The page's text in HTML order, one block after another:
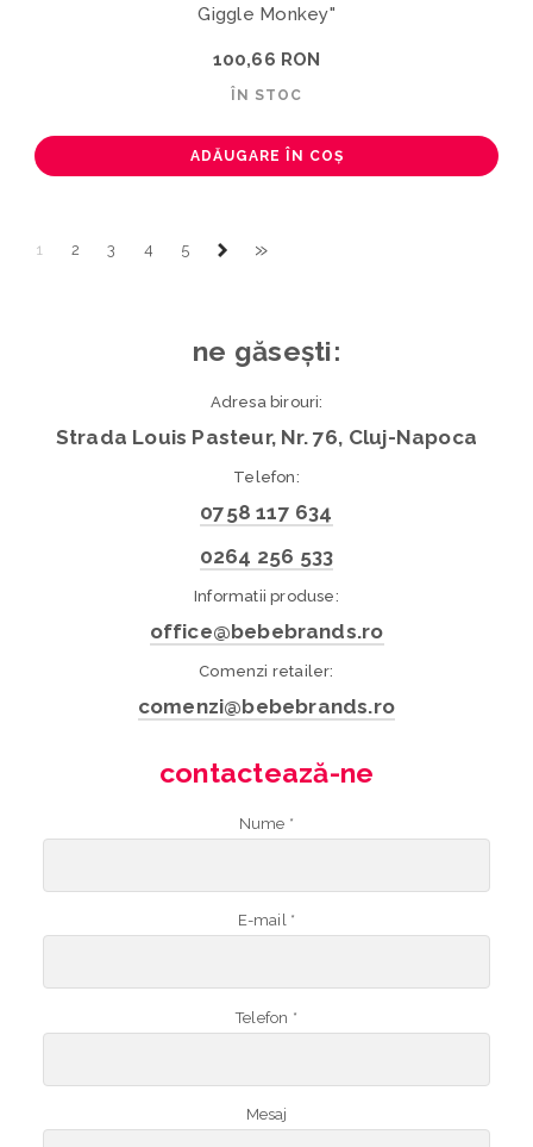
Giggle Monkey"
100,66 RON
ÎN STOC
ADĂUGARE ÎN COȘ
1 2 3 4 5 »
ne găsești:
Adresa birouri:
Strada Louis Pasteur, Nr. 76, Cluj-Napoca
Telefon:
0758 117 634
0264 256 533
Informatii produse:
office@bebebrands.ro
Comenzi retailer:
comenzi@bebebrands.ro
contactează-ne
Nume *
E-mail *
Telefon *
Mesaj